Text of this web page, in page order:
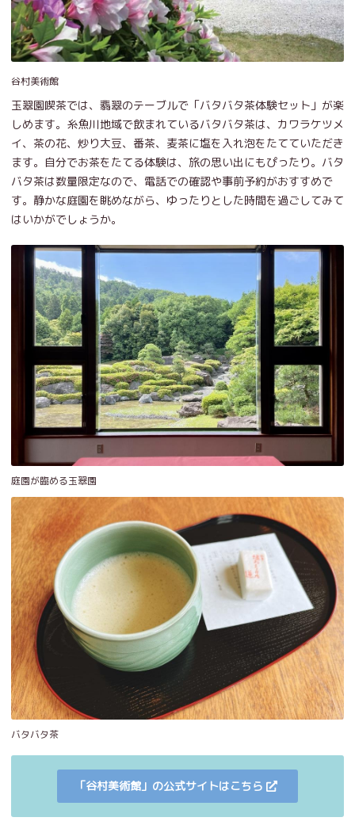
谷村美術館
玉翠園喫茶では、翡翠のテーブルで「バタバタ茶体験セット」が楽
しめます。糸魚川地域で飲まれているバタバタ茶は、カワラケツメ
イ、茶の花、炒り大豆、番茶、麦茶に塩を入れ泡をたてていただき
ます。自分でお茶をたてる体験は、旅の思い出にもぴったり。バタ
バタ茶は数量限定なので、電話での確認や事前予約がおすすめで
す。静かな庭園を眺めながら、ゆったりとした時間を過ごしてみて
はいかがでしょうか。
庭園が臨める玉翠園
バタバタ茶
「谷村美術館」の公式サイトはこちら